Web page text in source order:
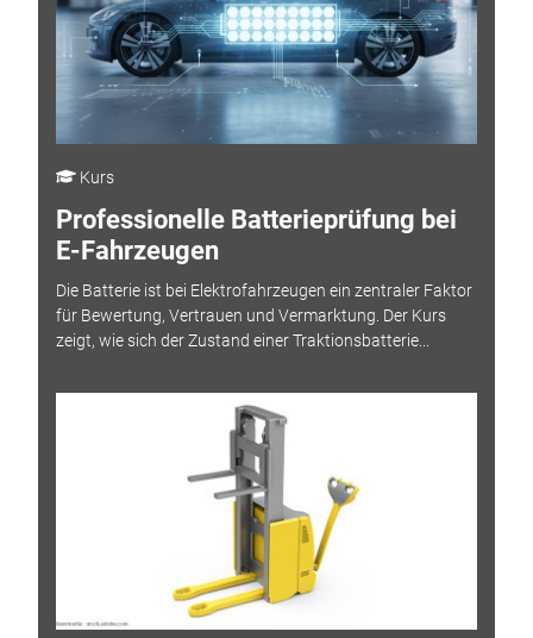
Kurs
Professionelle Batterieprüfung bei
E-Fahrzeugen
Die Batterie ist bei Elektrofahrzeugen ein zentraler Faktor
für Bewertung, Vertrauen und Vermarktung. Der Kurs
zeigt, wie sich der Zustand einer Traktionsbatterie...